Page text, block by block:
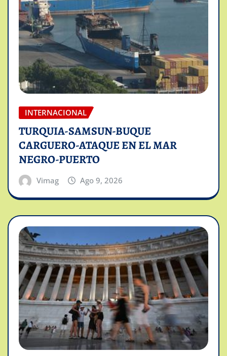
INTERNACIONAL
TURQUIA-SAMSUN-BUQUE
CARGUERO-ATAQUE EN EL MAR
NEGRO-PUERTO
Vimag Ago 9, 2026